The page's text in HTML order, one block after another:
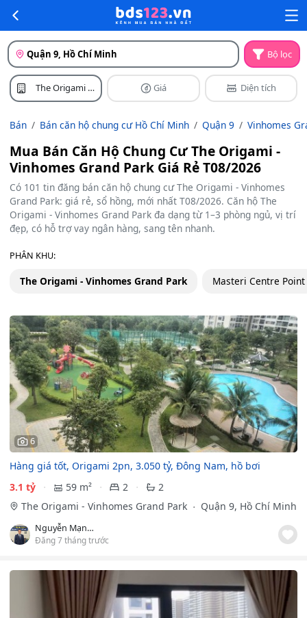
Quận 9, Hồ Chí Minh Bộ lọc
The Origami -
Vinhomes
Giá Diện tích
Bán Bán căn hộ chung cư Hồ Chí Minh Quận 9 Vinhomes
Mua Bán Căn Hộ Chung Cư The Origami -
Vinhomes Grand Park Giá Rẻ T08/2026
Có 101 tin đăng bán căn hộ chung cư The Origami - Vinhomes
Grand Park: giá rẻ, sổ hồng, mới nhất T08/2026. Căn hộ The
Origami - Vinhomes Grand Park đa dạng từ 1–3 phòng ngủ, vị trí
đẹp, có hỗ trợ vay ngân hàng, sang tên nhanh.
PHÂN KHU:
The Origami - Vinhomes Grand Park Masteri Centre Point
6
Hàng giá tốt, Origami 2pn, 3.050 tỷ, Đông Nam, hồ bơi
3.1 tỷ
59 m² 2
2
The Origami - Vinhomes Grand Park
Quận 9, Hồ Chí Minh
Nguyễn Mạnh Hùng
Đăng 7 tháng trước